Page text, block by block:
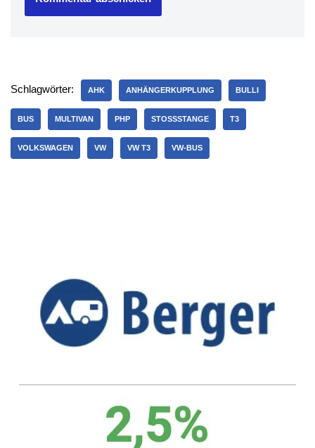
Schlagwörter: AHK ANHÄNGERKUPPLUNG BULLI
BUS MULTIVAN PHP STOSSSTANGE T3
VOLKSWAGEN VW VW T3 VW-BUS